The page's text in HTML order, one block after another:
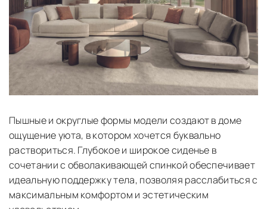
Пышные и округлые формы модели создают в доме
ощущение уюта, в котором хочется буквально
раствориться. Глубокое и широкое сиденье в
сочетании с обволакивающей спинкой обеспечивает
идеальную поддержку тела, позволяя расслабиться с
максимальным комфортом и эстетическим